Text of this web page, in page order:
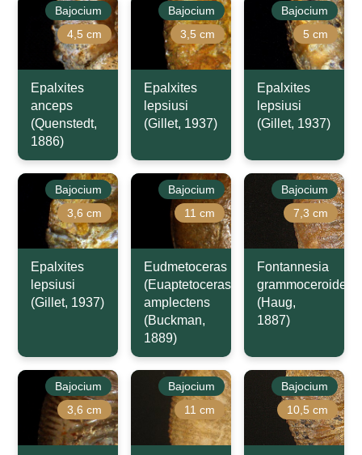
Bajocium
4,5 cm
Epalxites
anceps
(Quenstedt,
1886)
Bajocium
3,5 cm
Epalxites
lepsiusi
(Gillet, 1937)
Bajocium
5 cm
Epalxites
lepsiusi
(Gillet, 1937)
Bajocium
3,6 cm
Epalxites
lepsiusi
(Gillet, 1937)
Bajocium
11 cm
Eudmetoceras
(Euaptetoceras)
amplectens
(Buckman,
1889)
Bajocium
7,3 cm
Fontannesia
grammoceroides
(Haug,
1887)
Bajocium
3,6 cm
Bajocium
11 cm
Bajocium
10,5 cm